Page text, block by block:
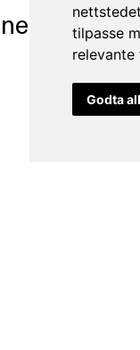
nettstedet
tilpasse
Godta
miljø